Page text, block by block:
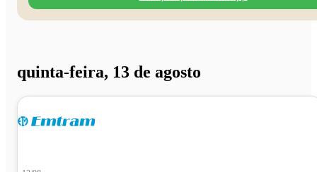
quinta-feira, 13 de agosto